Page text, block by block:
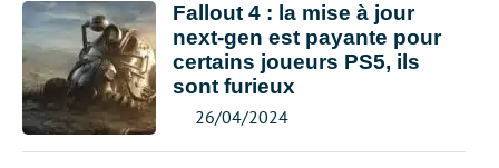
Fallout 4 : la mise à jour
next-gen est payante pour
certains joueurs PS5, ils
sont furieux
26/04/2024